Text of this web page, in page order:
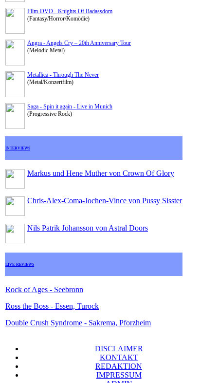
Film-DVD - Knights Of Badassdom
(Fantasy/Horror/Komödie)
Angra - Angels Cry – 20th Anniversary Tour
(Melodic Metal)
Metallica - Through The Never
(Metal/Konzertfilm)
Saga - Spin it again - Live in Munich
(Progressive Rock)
INTERVIEWS
Markus und Hene Muther von Crown Of Glory
Chris-Alex-Coma-Jochen-Vince von Pussy Sisster
Nils Patrik Johansson von Astral Doors
LIVE-REVIEWS
Rock of Ages - Seebronn
Ross the Boss - Essen, Turock
Double Crush Syndrome - Sakrema, Pforzheim
DISCLAIMER
KONTAKT
REDAKTION
IMPRESSUM